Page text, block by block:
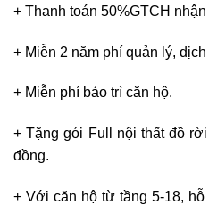
+ Thanh toán 50%GTCH
+ Miễn 2 năm phí quản lý, dịch
+ Miễn phí bảo trì căn hộ.
+ Tặng gói Full nội thất đồ
đồng.
+ Với căn hộ từ tầng 5-18,